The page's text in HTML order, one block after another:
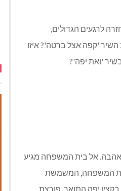
לרגעים הגדולים,
'קפה אצל ברטה'? איזו
'ואת יפה'?
אהבה. אל בית המשפחה מגיע
המשפחה, המשמשת
יפה התואר, פורצת